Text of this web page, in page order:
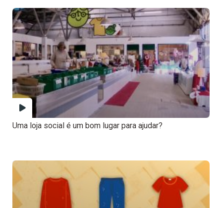
Uma loja social é um bom lugar para ajudar?